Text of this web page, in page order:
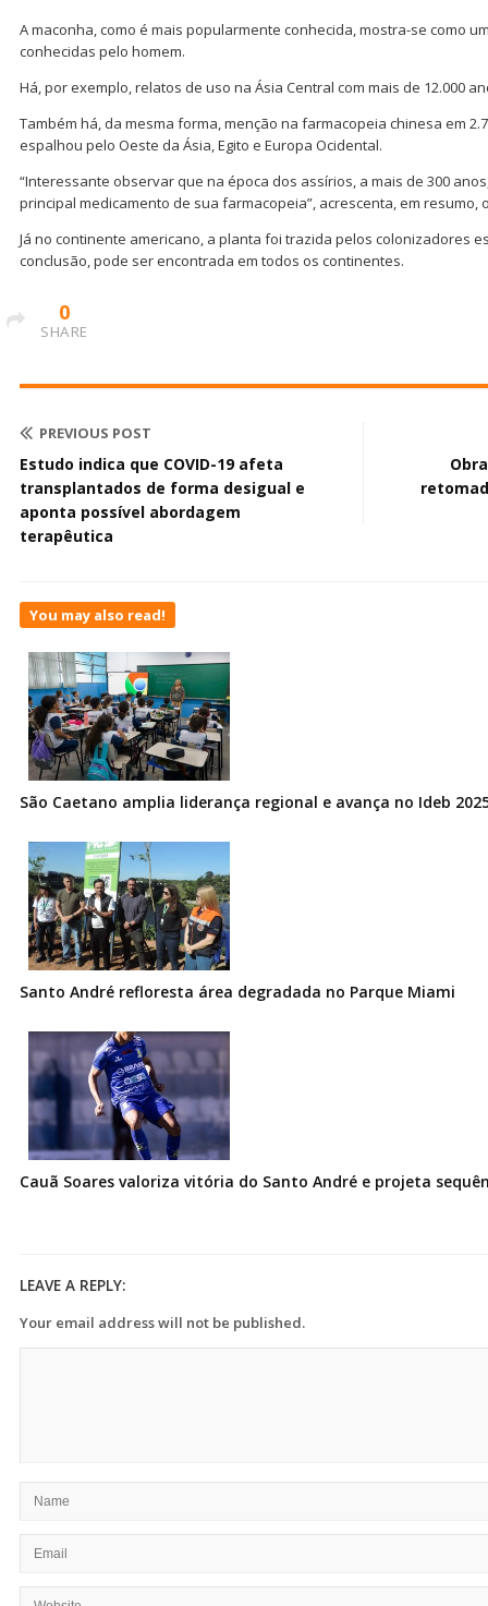
A maconha, como é mais popularmente conhecida, mostra-se como
conhecidas pelo homem.
Há, por exemplo, relatos de uso na Ásia Central com mais de 12.000
Também há, da mesma forma, menção na farmacopeia chinesa em
espalhou pelo Oeste da Ásia, Egito e Europa Ocidental.
“Interessante observar que na época dos assírios, a mais de 300
principal medicamento de sua farmacopeia”, acrescenta, em resumo,
Já no continente americano, a planta foi trazida pelos colonizadores
conclusão, pode ser encontrada em todos os continentes.
0
SHARE
PREVIOUS POST
Estudo indica que COVID-19 afeta
transplantados de forma desigual e
aponta possível abordagem
terapêutica
You may also read!
São Caetano amplia liderança regional e avança no Ideb
Santo André refloresta área degradada no Parque Miami
Cauã Soares valoriza vitória do Santo André e projeta
LEAVE A REPLY:
Your email address will not be published.